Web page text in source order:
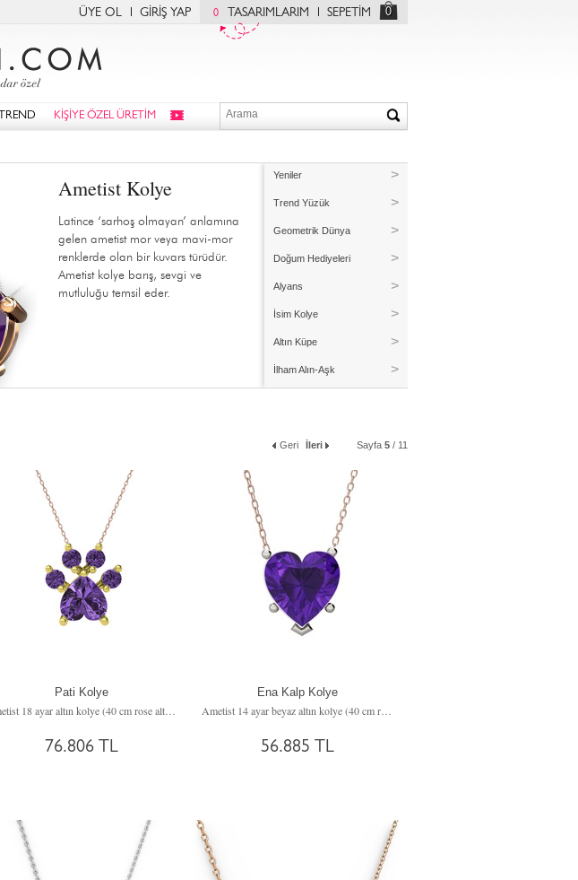
ÜYE OL GİRİŞ YAP 0 TASARIMLARIM SEPETİM 0
TREND KİŞİYE ÖZEL ÜRETİM
Ametist Kolye
Latince ‘sarhoş olmayan’ anlamına
gelen ametist mor veya mavi-mor
renklerde olan bir kuvars türüdür.
Ametist kolye barış, sevgi ve
mutluluğu temsil eder.
Yeniler
Trend Yüzük
Geometrik Dünya
Doğum Hediyeleri
Alyans
İsim Kolye
Altın Küpe
İlham Alın-Aşk
Geri İleri Sayfa 5 / 11
Pati Kolye
76.806 TL
Ena Kalp Kolye
56.885 TL